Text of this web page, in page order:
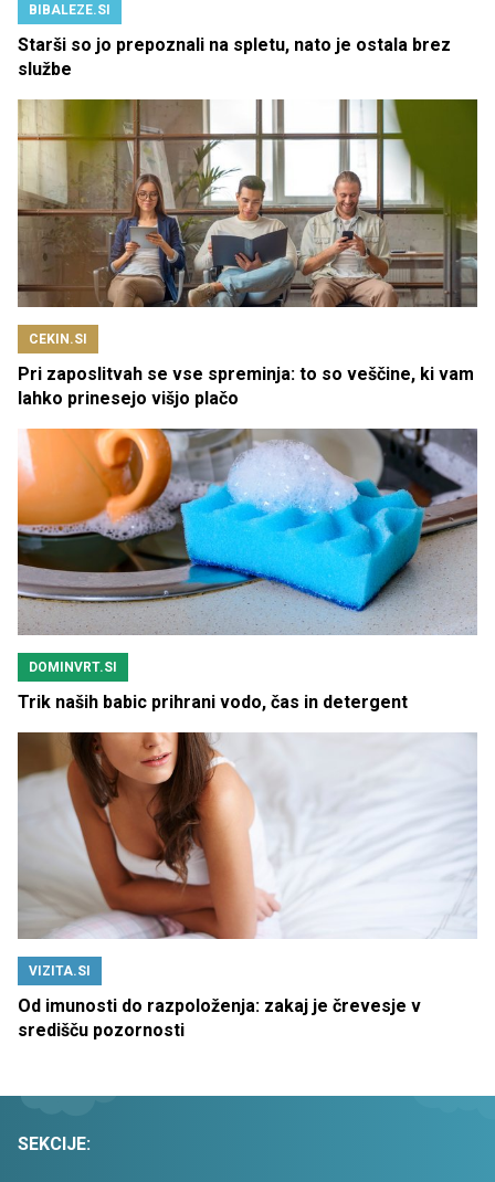
BIBALEZE.SI
Starši so jo prepoznali na spletu, nato je ostala brez
službe
CEKIN.SI
Pri zaposlitvah se vse spreminja: to so veščine, ki vam
lahko prinesejo višjo plačo
DOMINVRT.SI
Trik naših babic prihrani vodo, čas in detergent
VIZITA.SI
Od imunosti do razpoloženja: zakaj je črevesje v
središču pozornosti
SEKCIJE: